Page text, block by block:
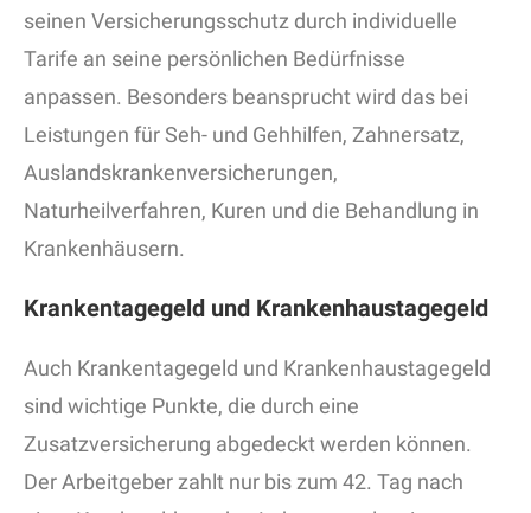
seinen Versicherungsschutz durch individuelle
Tarife an seine persönlichen Bedürfnisse
anpassen. Besonders beansprucht wird das bei
Leistungen für Seh- und Gehhilfen, Zahnersatz,
Auslandskrankenversicherungen,
Naturheilverfahren, Kuren und die Behandlung in
Krankenhäusern.
Krankentagegeld und Krankenhaustagegeld
Auch Krankentagegeld und Krankenhaustagegeld
sind wichtige Punkte, die durch eine
Zusatzversicherung abgedeckt werden können.
Der Arbeitgeber zahlt nur bis zum 42. Tag nach